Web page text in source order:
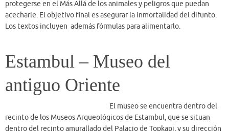
El museo se encuentra dentro del
recinto de los Museos Arqueológicos de Estambul, que se situan
dentro del recinto amurallado del Palacio de Topkapi, y su dirección
Fatih, Estambul. El edificio que ocupa desde 1974 la colección del
antiguo oriente, corresponde al antiguo edificio construido en 1883
(Sanayi-i-Nefise Mektebi), por el arquitecto Vallaury Alexander,
Arqueológico que alberga hoy la colección de arte Griego, Romano y
Bizantino…